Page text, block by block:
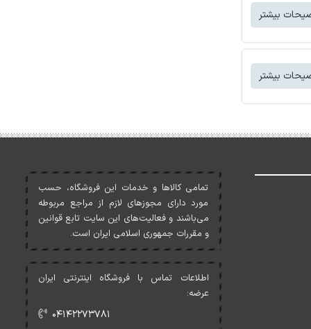
بیشتر
بیشتر
تمامی کالاها و خدمات اين فروشگاه، حسب
مورد دارای مجوزهای لازم از مراجع مربوطه
می‌باشند و فعاليت‌های اين سايت تابع قوانين
و مقررات جمهوری اسلامی ايران است.
اطلاعات تماس با فروشگاه اینترنتی ایران
عرضه:
۰۴۱۴۲۲۷۳۷۸۱